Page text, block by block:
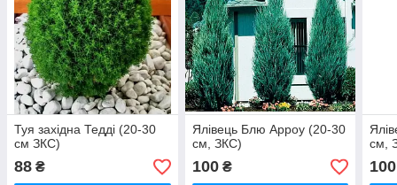
Туя західна Тедді (20-30
см ЗКС)
88 ₴
Ялівець Блю Арроу (20-30
см, ЗКС)
100₴
см,
100